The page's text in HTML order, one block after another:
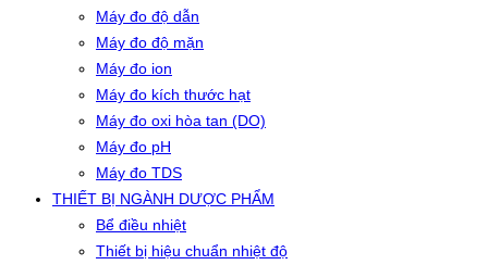
Máy đo độ dẫn
Máy đo độ mặn
Máy đo ion
Máy đo kích thước hạt
Máy đo oxi hòa tan (DO)
Máy đo pH
Máy đo TDS
THIẾT BỊ NGÀNH DƯỢC PHẨM
Bể điều nhiệt
Thiết bị hiệu chuẩn nhiệt độ